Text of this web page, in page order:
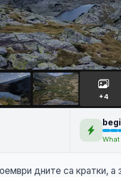
и Йончево
+4
дните са кратки, а